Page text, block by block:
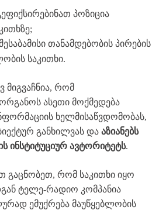
პოზიცია
;
თანამდებობის პირების
საკითხი.
მიგვაჩნია, რომ
ასეთი მოქმედება
ხელმისაწვდომობას,
განხილვას და აზიანებს
ინსტიტუციურ ავტორიტეტს.
გაცნობეთ, რომ საკითხი იყო
ტელე-რადიო კომპანია
ემუქრება მაუწყებლობის